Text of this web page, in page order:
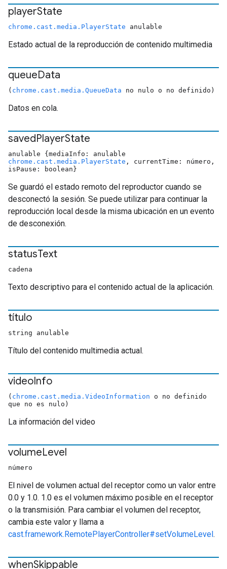
playerState
chrome.cast.media.PlayerState anulable
Estado actual de la reproducción de contenido multimedia
queueData
( chrome.cast.media.QueueData no nulo o no definido)
Datos en cola.
savedPlayerState
anulable {mediaInfo: anulable
chrome.cast.media.PlayerState , currentTime: número,
isPause: boolean}
Se guardó el estado remoto del reproductor cuando se
desconectó la sesión. Se puede utilizar para continuar la
reproducción local desde la misma ubicación en un evento
de desconexión.
statusText
cadena
Texto descriptivo para el contenido actual de la aplicación.
título
string anulable
Título del contenido multimedia actual.
videoInfo
( chrome.cast.media.VideoInformation o no definido
que no es nulo)
La información del video
volumeLevel
número
El nivel de volumen actual del receptor como un valor entre
0.0 y 1.0. 1.0 es el volumen máximo posible en el receptor
o la transmisión. Para cambiar el volumen del receptor,
cambia este valor y llama a
cast.framework.RemotePlayerController#setVolumeLevel.
whenSkippable